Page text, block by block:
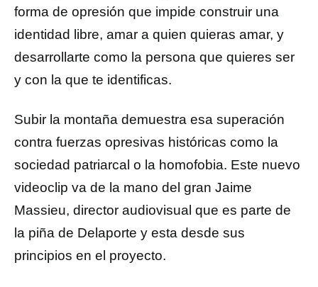
forma de opresión que impide construir una
identidad libre, amar a quien quieras amar, y
desarrollarte como la persona que quieres ser
y con la que te identificas.
Subir la montaña demuestra esa superación
contra fuerzas opresivas históricas como la
sociedad patriarcal o la homofobia. Este nuevo
videoclip va de la mano del gran Jaime
Massieu, director audiovisual que es parte de
la piña de Delaporte y esta desde sus
principios en el proyecto.